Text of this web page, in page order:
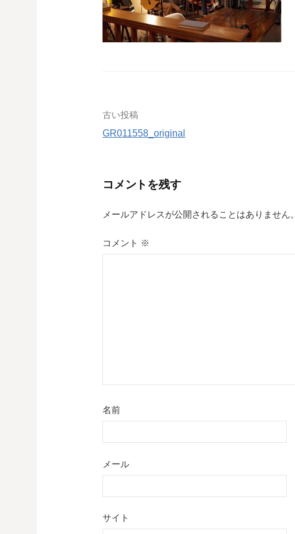
投
稿
ビ
ゲ
ー
古い投稿
GR011558_original
コメントを残す
メールアドレスが公開されることはありません。
コメント ※
名前
メール
サイト